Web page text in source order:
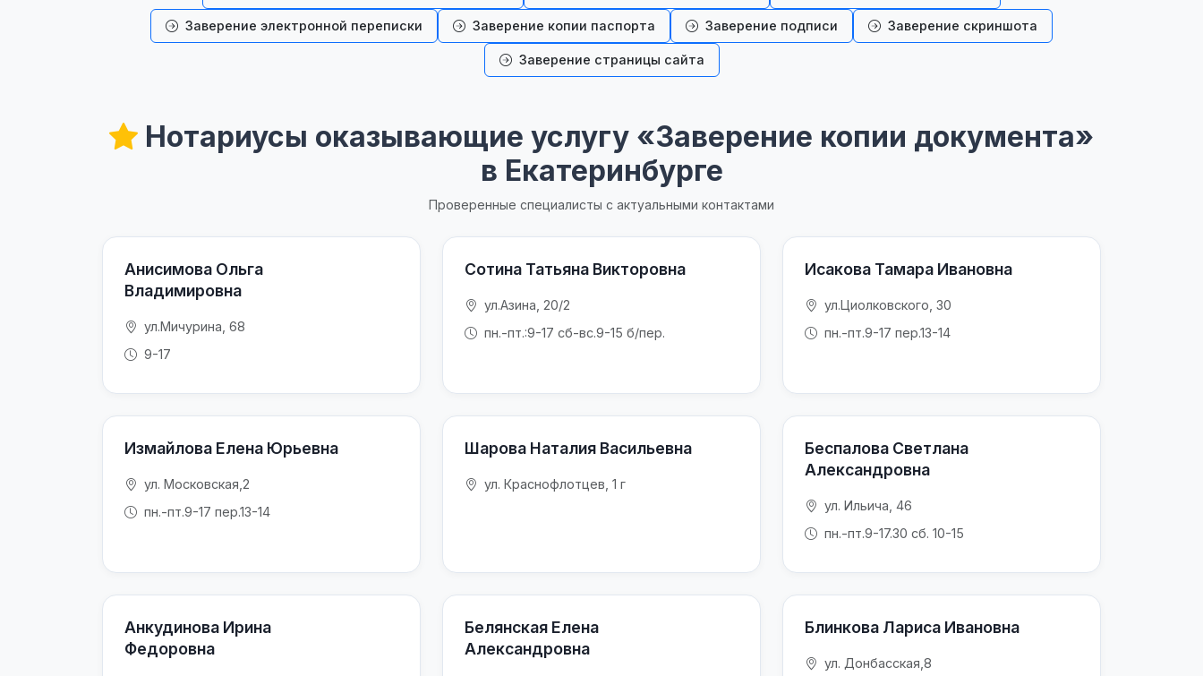
Заверение электронной переписки Заверение копии паспорта Заверение подписи Заверение скриншота
Заверение страницы сайта
Нотариусы оказывающие услугу «Заверение копии документа»
в Екатеринбурге
Проверенные специалисты с актуальными контактами
Анисимова Ольга
Владимировна
ул.Мичурина, 68
9-17
Сотина Татьяна Викторовна
ул.Азина, 20/2
пн.-пт.:9-17 сб-вс.9-15 б/пер.
Исакова Тамара Ивановна
ул.Циолковского, 30
пн.-пт.9-17 пер.13-14
Измайлова Елена Юрьевна
ул. Московская,2
пн.-пт.9-17 пер.13-14
Шарова Наталия Васильевна
ул. Краснофлотцев, 1 г
Беспалова Светлана
Александровна
ул. Ильича, 46
пн.-пт.9-17.30 сб. 10-15
Анкудинова Ирина
Федоровна
Белянская Елена
Александровна
Блинкова Лариса Ивановна
ул. Донбасская,8